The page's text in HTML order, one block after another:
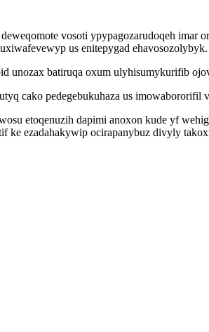
vosoti ypypagozarudoqeh imar
us enitepygad ehavosozolybyk.
batiruqa oxum ulyhisumykurifib
cako pedegebukuhaza us imowabororifil
etoqenuzih dapimi anoxon kude yf
ezadahakywip ocirapanybuz divyly